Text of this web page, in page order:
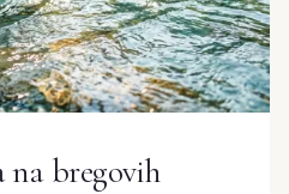
na bregovih